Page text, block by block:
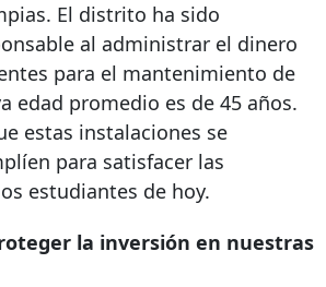
El distrito ha sido
al administrar el dinero
para el mantenimiento de
edad promedio es de 45 años.
estas instalaciones se
para satisfacer las
estudiantes de hoy.
la inversión en nuestras